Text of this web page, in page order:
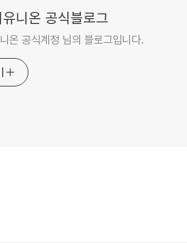
니온 공식블로그
온 공식계정 님의 블로그입니다.